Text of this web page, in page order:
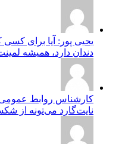
یحیی پور: آیا برای
دندان دارد، همیشه
کارشناس روابط عمومی:
نایت‌گارد می‌تونه از